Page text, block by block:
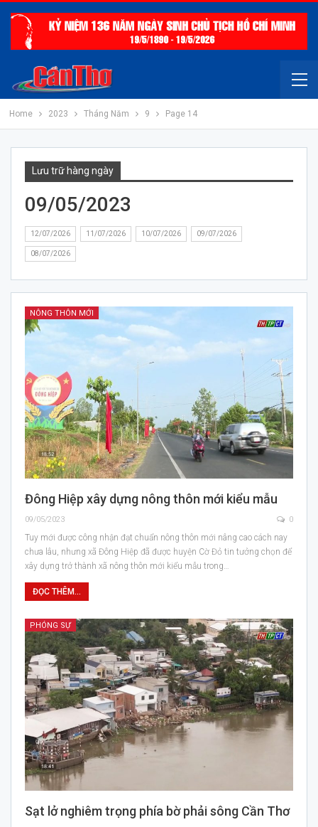
Home 2023 Tháng Năm 9 Page 14
Lưu trữ hàng ngày
09/05/2023
12/07/2026 11/07/2026 10/07/2026 09/07/2026
08/07/2026
NÔNG THÔN MỚI
Đông Hiệp xây dựng nông thôn mới kiểu mẫu
09/05/2023 0
Tuy mới được công nhận đạt chuẩn nông thôn mới nâng cao cách nay
chưa lâu, nhưng xã Đông Hiệp đã được huyện Cờ Đỏ tin tưởng chọn để
xây dựng trở thành xã nông thôn mới kiểu mẫu trong…
ĐỌC THÊM...
PHÓNG SỰ
Sạt lở nghiêm trọng phía bờ phải sông Cần Thơ